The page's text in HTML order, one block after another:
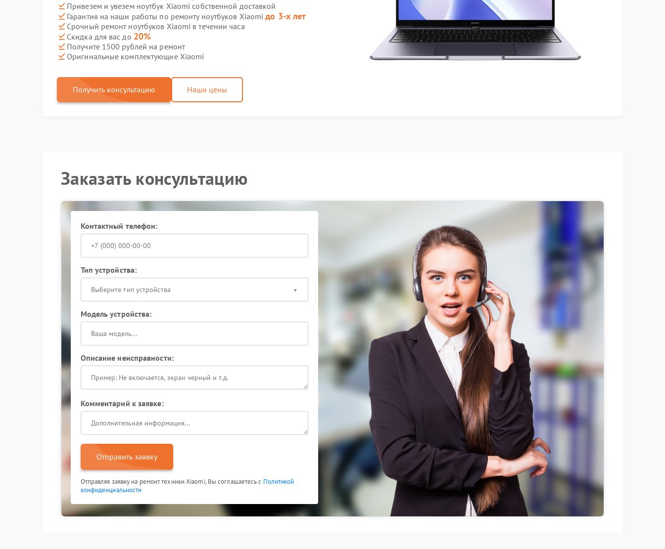
Привезем и увезем ноутбук Xiaomi собственной доставкой
Гарантия на наши работы по ремонту ноутбуков Xiaomiдо 3-х лет
Срочный ремонт ноутбуков Xiaomi в течении часа
Скидка для вас до 20%
Получите 1500 рублей на ремонт
Оригинальные комплектующие Xiaomi
Получить консультацию Наши цены
Заказать консультацию
Контактный телефон:
Тип устройства:
Выберите тип устройства
Модель устройства:
Описание неисправности:
Комментарий к заявке:
Отправить заявку
Отправляя заявку на ремонт техники Xiaomi, Вы соглашаетесь с Политикой
конфиденциальности